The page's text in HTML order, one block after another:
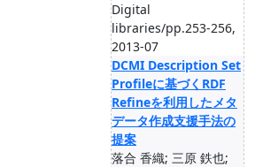
Digital
libraries/pp.253-256,
2013-07
DCMI Description Set
Profileに基づくRDF
Refineを利用したメタ
データ作成支援手法の
提案
落合 香織; 三原 鉄也;